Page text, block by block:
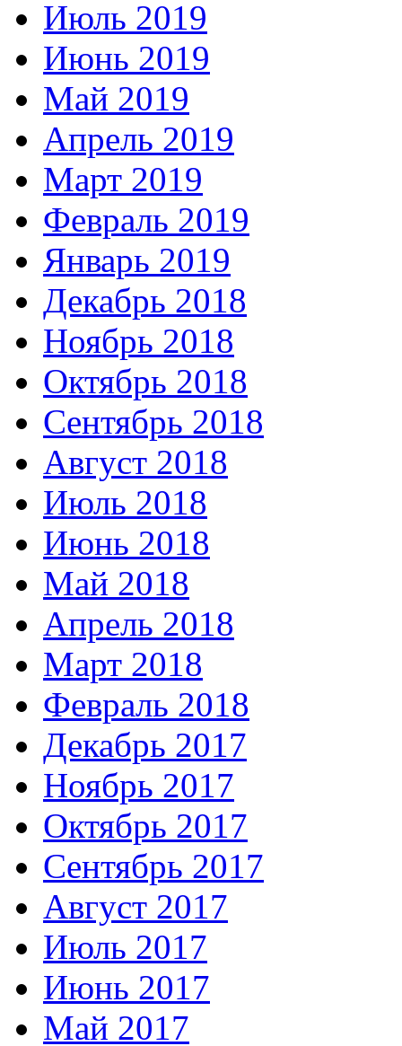
Июль 2019
Июнь 2019
Май 2019
Апрель 2019
Март 2019
Февраль 2019
Январь 2019
Декабрь 2018
Ноябрь 2018
Октябрь 2018
Сентябрь 2018
Август 2018
Июль 2018
Июнь 2018
Май 2018
Апрель 2018
Март 2018
Февраль 2018
Декабрь 2017
Ноябрь 2017
Октябрь 2017
Сентябрь 2017
Август 2017
Июль 2017
Июнь 2017
Май 2017